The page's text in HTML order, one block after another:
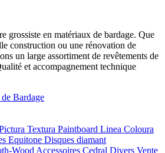
grossiste en matériaux de bardage. Que
construction ou une rénovation de
un large assortiment de revêtements de
et accompagnement technique
Bardage
Textura Paintboard Linea Coloura
Equitone Disques diamant
Wood Accessoires Cedral Divers Vente